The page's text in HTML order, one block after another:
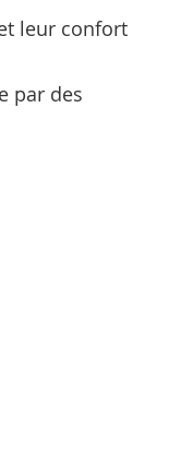
leur confort
par des